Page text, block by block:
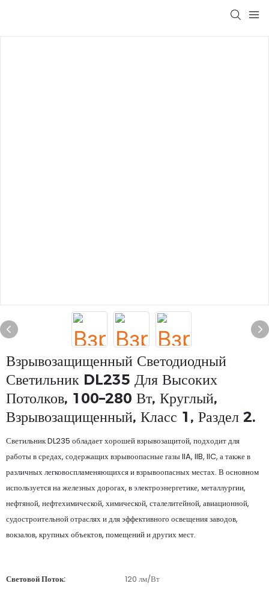
Взрывозащищенный Светодиодный
Светильник DL235 Для Высоких
Потолков, 100–280 Вт, Круглый,
Взрывозащищенный, Класс 1, Раздел 2.
Светильник DL235 обладает хорошей взрывозащитой, подходит для
работы в средах, содержащих взрывоопасные газы IIA, IIB, IIC, а также в
различных легковоспламеняющихся и взрывоопасных местах. В основном
используется на железных дорогах, в электроэнергетике, металлургии,
нефтяной, нефтехимической, химической, сталелитейной, авиационной,
судостроительной отраслях и для эффективного освещения заводов,
вокзалов, крупных объектов, помещений и других мест.
Световой Поток:
120 лм/Вт